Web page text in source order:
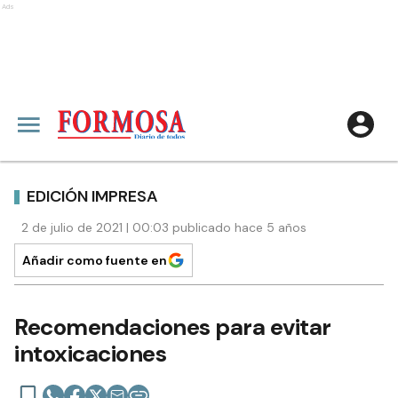
Ads
EDICIÓN IMPRESA
2 de julio de 2021 | 00:03 publicado hace 5 años
Añadir como fuente en
Recomendaciones para evitar
intoxicaciones